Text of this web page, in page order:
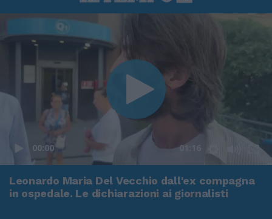
00:00 01:16
Leonardo Maria Del Vecchio dall'ex compagna
in ospedale. Le dichiarazioni ai giornalisti